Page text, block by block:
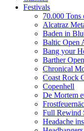
Festivals
70.000 Tons
Alcatraz
Baden in
Baltic Open
Bang your
Barther
Chronical
Coast Rock
Copenhell
De Mortem
Full Rewind
Headache